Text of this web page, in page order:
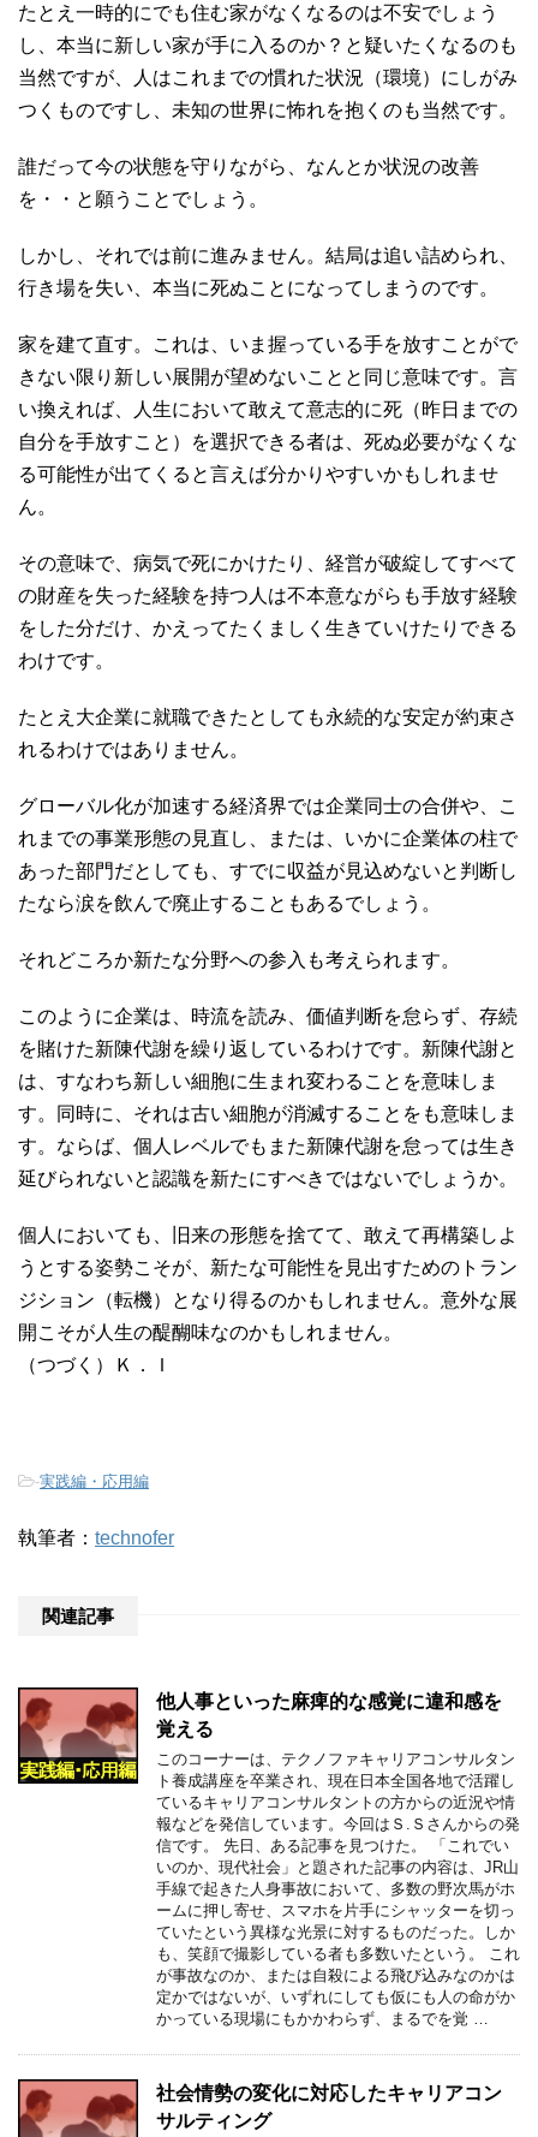
たとえ一時的にでも住む家がなくなるのは不安でしょう
し、本当に新しい家が手に入るのか？と疑いたくなるのも
当然ですが、人はこれまでの慣れた状況（環境）にしがみ
つくものですし、未知の世界に怖れを抱くのも当然です。
誰だって今の状態を守りながら、なんとか状況の改善
を・・と願うことでしょう。
しかし、それでは前に進みません。結局は追い詰められ、
行き場を失い、本当に死ぬことになってしまうのです。
家を建て直す。これは、いま握っている手を放すことがで
きない限り新しい展開が望めないことと同じ意味です。言
い換えれば、人生において敢えて意志的に死（昨日までの
自分を手放すこと）を選択できる者は、死ぬ必要がなくな
る可能性が出てくると言えば分かりやすいかもしれませ
ん。
その意味で、病気で死にかけたり、経営が破綻してすべて
の財産を失った経験を持つ人は不本意ながらも手放す経験
をした分だけ、かえってたくましく生きていけたりできる
わけです。
たとえ大企業に就職できたとしても永続的な安定が約束さ
れるわけではありません。
グローバル化が加速する経済界では企業同士の合併や、こ
れまでの事業形態の見直し、または、いかに企業体の柱で
あった部門だとしても、すでに収益が見込めないと判断し
たなら涙を飲んで廃止することもあるでしょう。
それどころか新たな分野への参入も考えられます。
このように企業は、時流を読み、価値判断を怠らず、存続
を賭けた新陳代謝を繰り返しているわけです。新陳代謝と
は、すなわち新しい細胞に生まれ変わることを意味しま
す。同時に、それは古い細胞が消滅することをも意味しま
す。ならば、個人レベルでもまた新陳代謝を怠っては生き
延びられないと認識を新たにすべきではないでしょうか。
個人においても、旧来の形態を捨てて、敢えて再構築しよ
うとする姿勢こそが、新たな可能性を見出すためのトラン
ジション（転機）となり得るのかもしれません。意外な展
開こそが人生の醍醐味なのかもしれません。
（つづく）Ｋ．Ｉ
-実践編・応用編
執筆者： technofer
関連記事
他人事といった麻痺的な感覚に違和感を
覚える
このコーナーは、テクノファキャリアコンサルタン
ト養成講座を卒業され、現在日本全国各地で活躍し
ているキャリアコンサルタントの方からの近況や情
報などを発信しています。今回はＳ.Ｓさんからの発
信です。 先日、ある記事を見つけた。 「これでい
いのか、現代社会」と題された記事の内容は、JR山
手線で起きた人身事故において、多数の野次馬がホ
ームに押し寄せ、スマホを片手にシャッターを切っ
ていたという異様な光景に対するものだった。しか
も、笑顔で撮影している者も多数いたという。 これ
が事故なのか、または自殺による飛び込みなのかは
定かではないが、いずれにしても仮にも人の命がか
かっている現場にもかかわらず、まるでを覚 …
社会情勢の変化に対応したキャリアコン
サルティング